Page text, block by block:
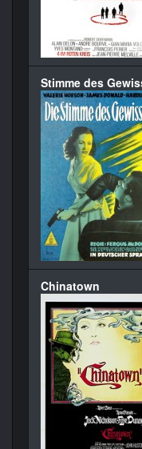
Stimme des
Chinatown